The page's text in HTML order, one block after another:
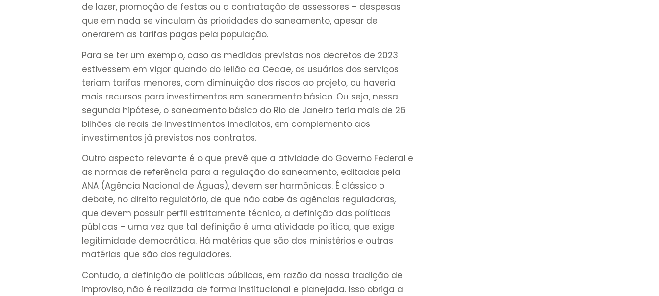
de lazer, promoção de festas ou a contratação de assessores – despesas
que em nada se vinculam às prioridades do saneamento, apesar de
onerarem as tarifas pagas pela população.
Para se ter um exemplo, caso as medidas previstas nos decretos de 2023
estivessem em vigor quando do leilão da Cedae, os usuários dos serviços
teriam tarifas menores, com diminuição dos riscos ao projeto, ou haveria
mais recursos para investimentos em saneamento básico. Ou seja, nessa
segunda hipótese, o saneamento básico do Rio de Janeiro teria mais de 26
bilhões de reais de investimentos imediatos, em complemento aos
investimentos já previstos nos contratos.
Outro aspecto relevante é o que prevê que a atividade do Governo Federal e
as normas de referência para a regulação do saneamento, editadas pela
ANA (Agência Nacional de Águas), devem ser harmônicas. É clássico o
debate, no direito regulatório, de que não cabe às agências reguladoras,
que devem possuir perfil estritamente técnico, a definição das políticas
públicas – uma vez que tal definição é uma atividade política, que exige
legitimidade democrática. Há matérias que são dos ministérios e outras
matérias que são dos reguladores.
Contudo, a definição de políticas públicas, em razão da nossa tradição de
improviso, não é realizada de forma institucional e planejada. Isso obriga a